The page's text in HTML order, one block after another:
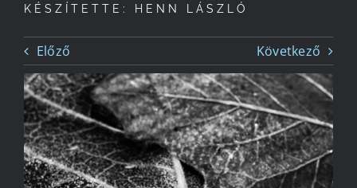
Tagjaink
Csatlakozz!
Történetünk
Kapcsolat
KÉSZÍTETTE: HENN LÁSZLÓ
Előző Következő